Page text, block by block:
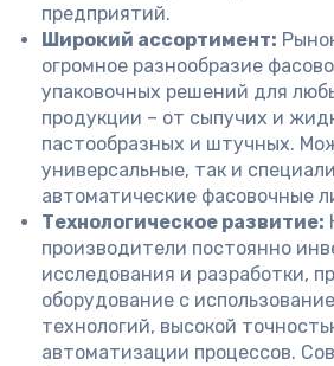
предприятий.
Широкий ассортимент:
огромное разнообразие
упаковочных решений для
продукции – от сыпучих и
пастообразных и штучных.
универсальные, так и
автоматические фасовочные
Технологическое развитие:
производители постоянно
исследования и разработки,
оборудование с
технологий, высокой
автоматизации процессов.